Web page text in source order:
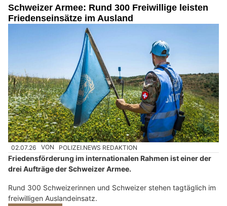
Schweizer Armee: Rund 300 Freiwillige leisten
Friedenseinsätze im Ausland
02.07.26 VON POLIZEI.NEWS REDAKTION
Friedensförderung im internationalen Rahmen ist einer der
drei Aufträge der Schweizer Armee.
Rund 300 Schweizerinnen und Schweizer stehen tagtäglich im
freiwilligen Auslandeinsatz.